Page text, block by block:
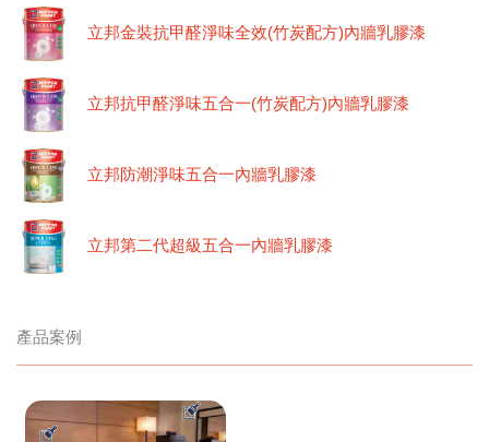
立邦金裝抗甲醛淨味全效(竹炭配方)內牆乳膠漆
立邦抗甲醛淨味五合一(竹炭配方)內牆乳膠漆
立邦防潮淨味五合一內牆乳膠漆
立邦第二代超級五合一內牆乳膠漆
產品案例